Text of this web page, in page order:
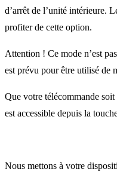
d’arrêt de l’unité intérieure.
profiter de cette option.
Attention ! Ce mode n’est
est prévu pour être utilisé de
Que votre télécommande
est accessible depuis la
Nous mettons à votre